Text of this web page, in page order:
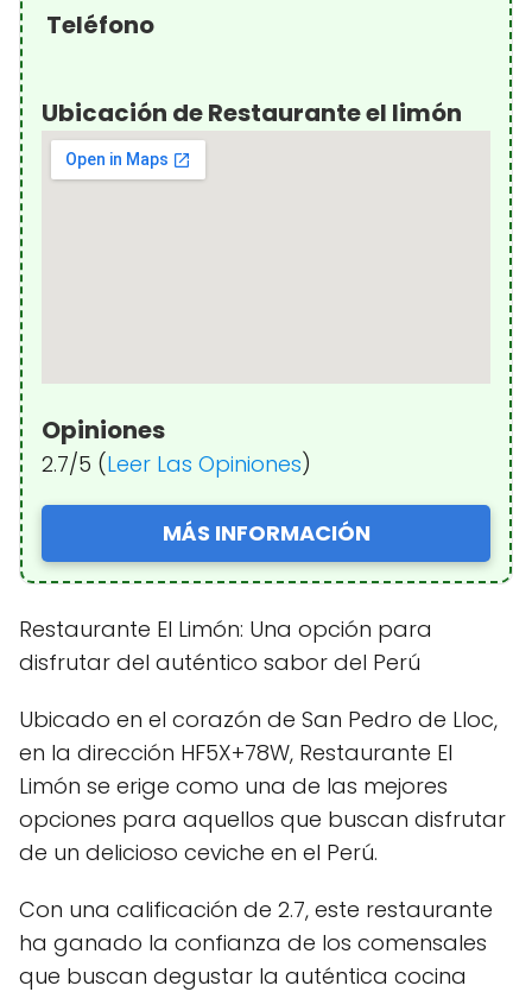
Teléfono
Ubicación de Restaurante el limón
Opiniones
2.7/5 (Leer Las Opiniones)
MÁS INFORMACIÓN
Restaurante El Limón: Una opción para
disfrutar del auténtico sabor del Perú
Ubicado en el corazón de San Pedro de Lloc,
en la dirección HF5X+78W, Restaurante El
Limón se erige como una de las mejores
opciones para aquellos que buscan disfrutar
de un delicioso ceviche en el Perú.
Con una calificación de 2.7, este restaurante
ha ganado la confianza de los comensales
que buscan degustar la auténtica cocina